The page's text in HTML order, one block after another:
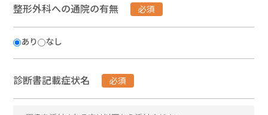
整形外科への通院の有無 必須
あり なし
診断書記載症状名 必須